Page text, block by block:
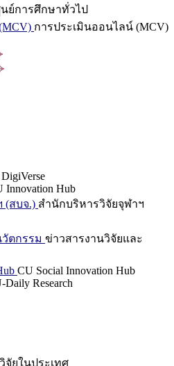
ย์การศึกษาทั่วไป
การประเมินออนไลน์ (MCV)
Innovation Hub
(สบจ.) สำนักบริหารวิจัยจุฬาฯ
ตกรรม ข่าวสารงานวิจัยและ
CU Social Innovation Hub
Daily Research
จัยในประเทศ